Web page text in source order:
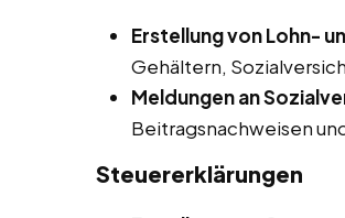
Erstellung von Lohn-
Gehältern,
Meldungen an
Beitragsnachweisen
Steuererklärungen